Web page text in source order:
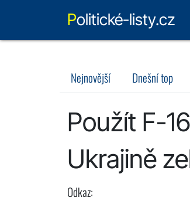
Politické-listy.cz
Nejnovější Dnešní top
Použít F-
Ukrajině
Odkaz: